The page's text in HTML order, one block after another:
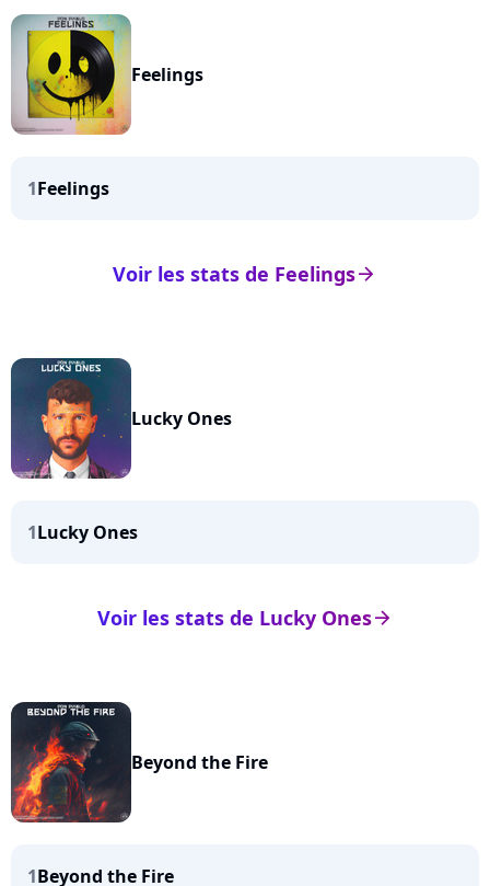
Feelings
1Feelings
arrow_right
Voir les stats de Feelings
Lucky Ones
1Lucky Ones
arrow_right
Voir les stats de Lucky Ones
Beyond the Fire
1Beyond the Fire